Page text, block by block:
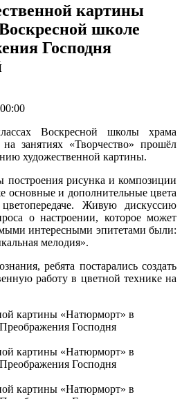
картины
школе
Господня
Воскресной школы храма
занятиях «Творчество» прошёл
художественной картины.
построения рисунка и композиции
основные и дополнительные цвета
Живую дискуссию
о настроении, которое может
интересными эпитетами были:
мелодия».
ребята постарались создать
работу в цветной технике на